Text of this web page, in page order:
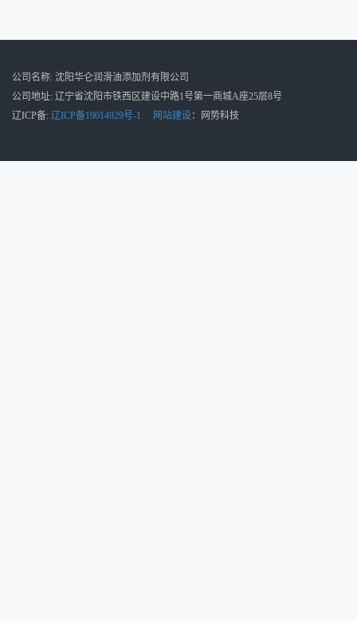
公司名称: 沈阳华仑润滑油添加剂有限公司
公司地址: 辽宁省沈阳市铁西区建设中路1号第一商城A座25层8号
辽ICP备: 辽ICP备19014929号-1 网站建设：网势科技